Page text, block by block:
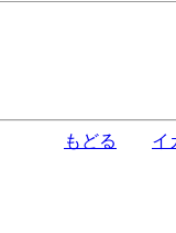
もどる イ